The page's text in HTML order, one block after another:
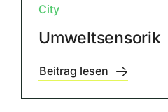
City
Umweltsensorik
Beitrag lesen